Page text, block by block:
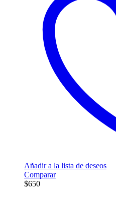
Añadir a la lista de deseos
Comparar
$650